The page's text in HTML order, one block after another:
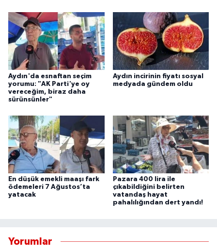
Aydın'da esnaftan seçim
yorumu: "AK Parti'ye oy
vereceğim, biraz daha
sürünsünler"
Aydın incirinin fiyatı sosyal
medyada gündem oldu
En düşük emekli maaşı fark
ödemeleri 7 Ağustos’ta
yatacak
Pazara 400 lira ile
çıkabildiğini belirten
vatandaş hayat
pahalılığından dert yandı!
Yorumlar
İZMİR
KÜTAHYA
MANİSA
UŞAK
YURT